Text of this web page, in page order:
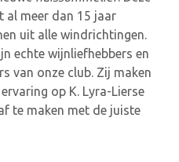
al meer dan 15 jaar
uit alle windrichtingen.
echte wijnliefhebbers en
van onze club. Zij maken
op K. Lyra-Lierse
te maken met de juiste